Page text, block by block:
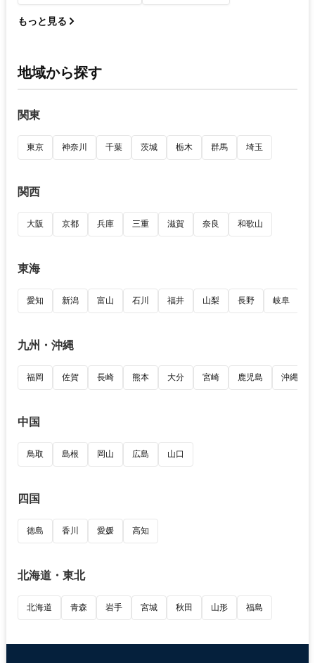
もっと見る
地域から探す
関東
東京 神奈川 千葉 茨城 栃木 群馬 埼玉
関西
大阪 京都 兵庫 三重 滋賀 奈良 和歌山
東海
愛知 新潟 富山 石川 福井 山梨 長野 岐阜
九州・沖縄
福岡 佐賀 長崎 熊本 大分 宮崎 鹿児島 沖縄
中国
鳥取 島根 岡山 広島 山口
四国
徳島 香川 愛媛 高知
北海道・東北
北海道 青森 岩手 宮城 秋田 山形 福島